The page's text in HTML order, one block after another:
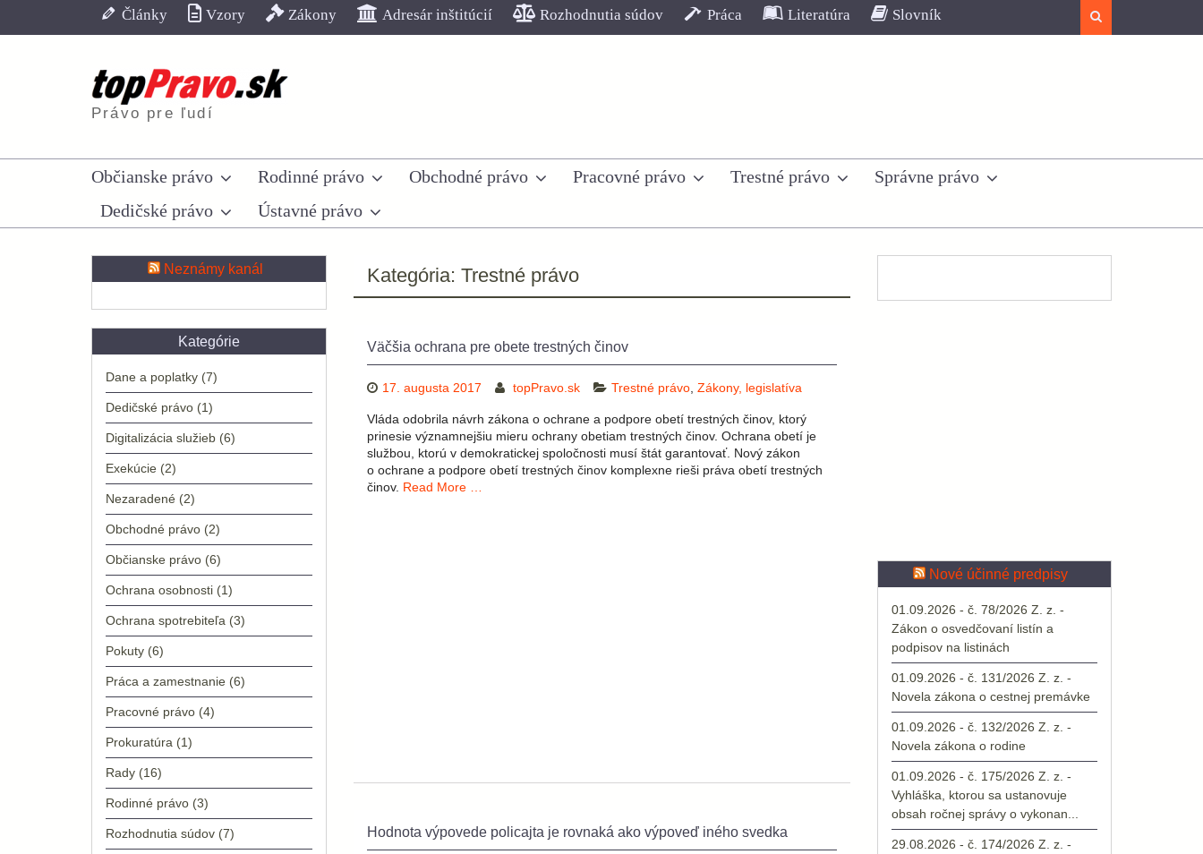
Články Vzory Zákony Adresár inštitúcií Rozhodnutia súdov Práca Literatúra Slovník
Právo pre ľudí
Občianske právo Rodinné právo Obchodné právo Pracovné právo Trestné právo
Správne právo
Dedičské právo
Ústavné právo
Kategória: Trestné právo
Väčšia ochrana pre obete trestných činov
17. augusta 2017 topPravo.sk Trestné právo, Zákony, legislatíva
​Vláda odobrila návrh zákona o ochrane a podpore obetí trestných činov, ktorý
prinesie významnejšiu mieru ochrany obetiam trestných činov. Ochrana obetí je
službou, ktorú v demokratickej spoločnosti musí štát garantovať. ​Nový zákon
o ochrane a podpore obetí trestných činov komplexne rieši práva obetí trestných
činov. Read More …
Hodnota výpovede policajta je rovnaká ako výpoveď iného svedka
Nové účinné predpisy
01.09.2026 - č. 78/2026 Z. z. -
Zákon o osvedčovaní listín a
podpisov na listinách
01.09.2026 - č. 131/2026 Z. z. -
Novela zákona o cestnej premávke
01.09.2026 - č. 132/2026 Z. z. -
Novela zákona o rodine
01.09.2026 - č. 175/2026 Z. z. -
Vyhláška, ktorou sa ustanovuje
obsah ročnej správy o vykonan...
29.08.2026 - č. 174/2026 Z. z. -
Neznámy kanál
Kategórie
Dane a poplatky (7)
Dedičské právo (1)
Digitalizácia služieb (6)
Exekúcie (2)
Nezaradené (2)
Obchodné právo (2)
Občianske právo (6)
Ochrana osobnosti (1)
Ochrana spotrebiteľa (3)
Pokuty (6)
Práca a zamestnanie (6)
Pracovné právo (4)
Prokuratúra (1)
Rady (16)
Rodinné právo (3)
Rozhodnutia súdov (7)